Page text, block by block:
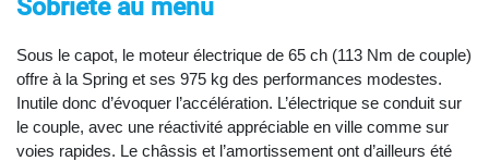
Sobriété au menu
Sous le capot, le moteur électrique de 65 ch (113 Nm de couple)
offre à la Spring et ses 975 kg des performances modestes.
Inutile donc d’évoquer l’accélération. L’électrique se conduit sur
le couple, avec une réactivité appréciable en ville comme sur
voies rapides. Le châssis et l’amortissement ont d’ailleurs été